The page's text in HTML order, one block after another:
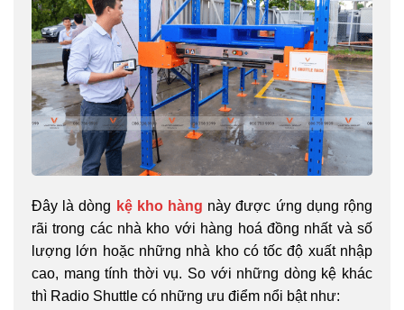
Đây là dòng kệ kho hàng này được ứng dụng rộng
rãi trong các nhà kho với hàng hoá đồng nhất và số
lượng lớn hoặc những nhà kho có tốc độ xuất nhập
cao, mang tính thời vụ. So với những dòng kệ khác
thì Radio Shuttle có những ưu điểm nổi bật như: